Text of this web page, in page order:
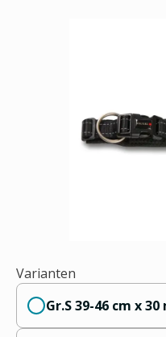
Varianten
Gr.S 39-46 cm x 30